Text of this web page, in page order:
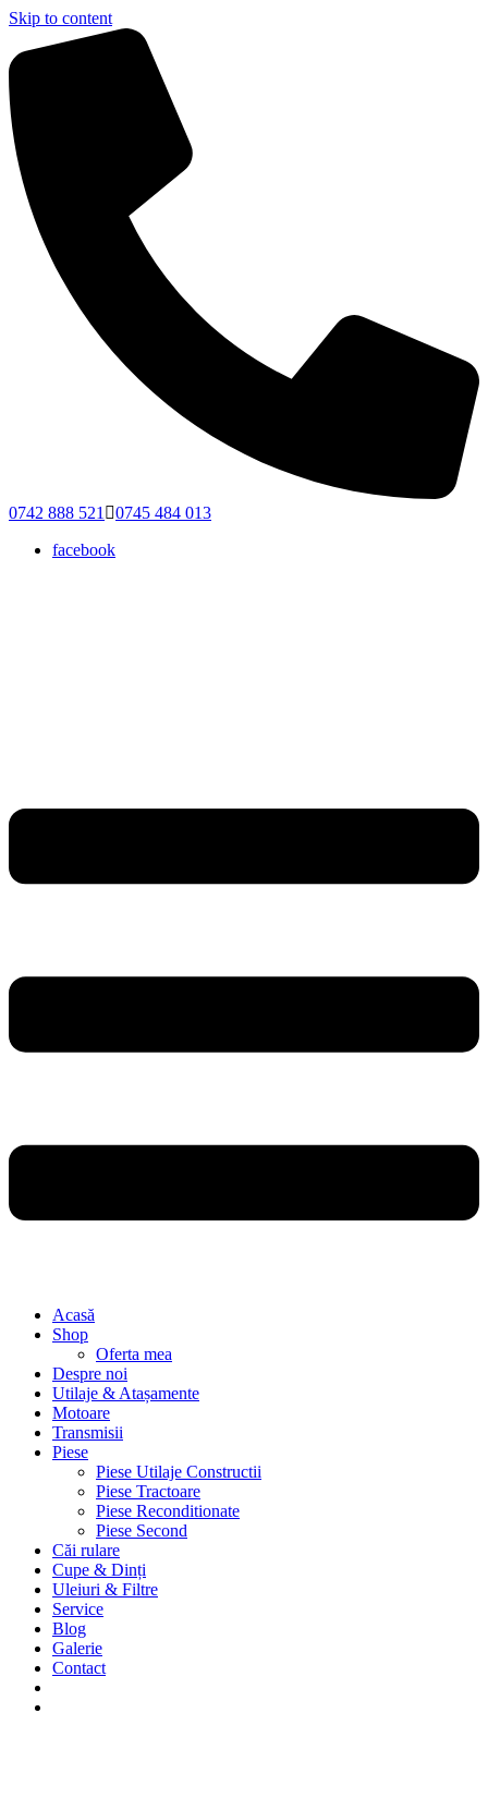
Skip to content
0742 888 521
0745 484 013
facebook
Acasă
Shop
Oferta mea
Despre noi
Utilaje & Atașamente
Motoare
Transmisii
Piese
Piese Utilaje Constructii
Piese Tractoare
Piese Reconditionate
Piese Second
Căi rulare
Cupe & Dinți
Uleiuri & Filtre
Service
Blog
Galerie
Contact